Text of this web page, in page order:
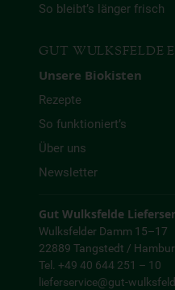
So bleibt’s länger frisch
GUT WULKSFELDE
Unsere Biokisten
Rezepte
So funktioniert’s
Über uns
Newsletter
Gut Wulksfelde
Wulksfelder Damm 15–17
22889 Tangstedt /
Tel. +49 40 644 251 – 10
lieferservice@gut-